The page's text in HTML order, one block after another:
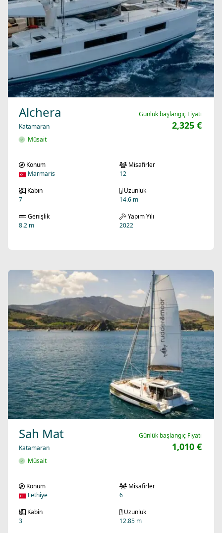
Alchera
Katamaran
Müsait
Günlük başlangıç Fiyatı
2,325 €
Konum
Marmaris
Misafirler
12
Kabin
7
Uzunluk
14.6 m
Genişlik
8.2 m
Yapım Yılı
2022
Sah Mat
Katamaran
Müsait
Günlük başlangıç Fiyatı
1,010 €
Konum
Fethiye
Misafirler
6
Kabin
3
Uzunluk
12.85 m